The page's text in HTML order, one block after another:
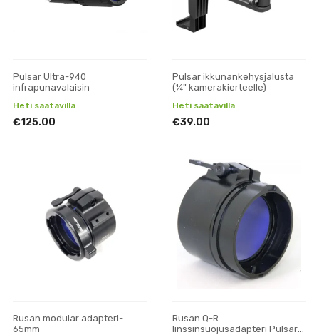
Pulsar Ultra-940
infrapunavalaisin
Heti saatavilla
€125.00
Pulsar ikkunankehysjalusta
(¼" kamerakierteelle)
Heti saatavilla
€39.00
Rusan modular adapteri-
65mm
Rusan Q-R
linssinsuojusadapteri Pulsar